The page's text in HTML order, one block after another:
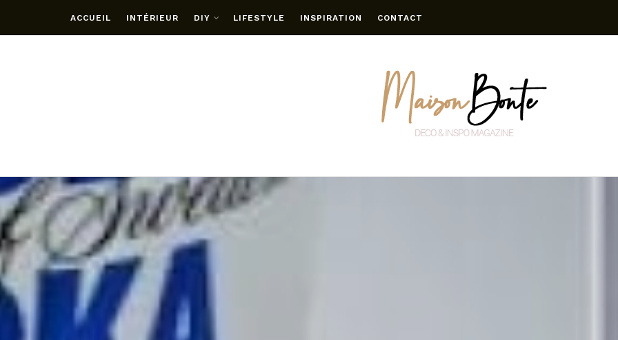
ACCUEIL INTÉRIEUR DIY LIFESTYLE INSPIRATION CONTACT